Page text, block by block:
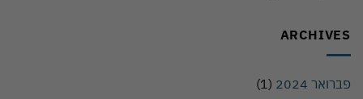
ARCHIVES
פברואר 2024 (1)